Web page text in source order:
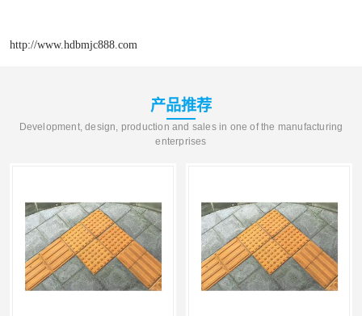
http://www.hdbmjc888.com
产品推荐
Development, design, production and sales in one of the manufacturing
enterprises